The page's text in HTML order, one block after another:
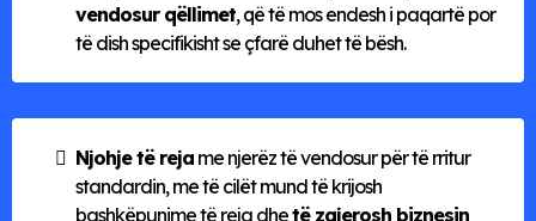
vendosur qëllimet, që të mos endesh i paqartë por
të dish specifikisht se çfarë duhet të bësh.
Njohje të reja me njerëz të vendosur për të rritur
standardin, me të cilët mund të krijosh
bashkëpunime të reja dhetë zgjerosh biznesin